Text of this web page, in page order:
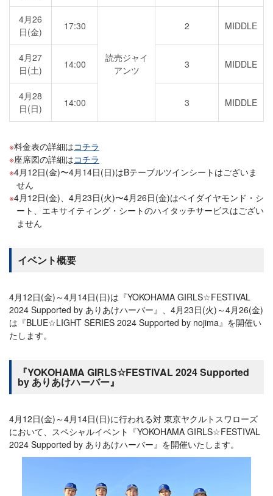
4月26
日(金)
17:30
読売ジャイ
アンツ
2 MIDDLE
4月27
日(土)
14:00 3 MIDDLE
4月28
日(日)
14:00 3 MIDDLE
料金表の詳細はコチラ
座席図の詳細はコチラ
4月12日(金)〜4月14日(日)はBテーブルツインシートはございま
せん
4月12日(金)、4月23日(火)〜4月26日(金)はベイダイヤモンド・シ
ート、エキサイティング・シートのハイタッチサービスはござい
ません
イベント概要
4月12日(金)～4月14日(日)は『YOKOHAMA GIRLS☆FESTIVAL
2024 Supported by ありあけハーバー』、4月23日(火)～4月26(金)
は『BLUE☆LIGHT SERIES 2024 Supported by nojima』を開催い
たします。
『YOKOHAMA GIRLS☆FESTIVAL 2024 Supported
by ありあけハーバー』
4月12日(金)～4月14日(日)に行われる対 東京ヤクルトスワローズ
において、スペシャルイベント『YOKOHAMA GIRLS☆FESTIVAL
2024 Supported by ありあけハーバー』を開催いたします。